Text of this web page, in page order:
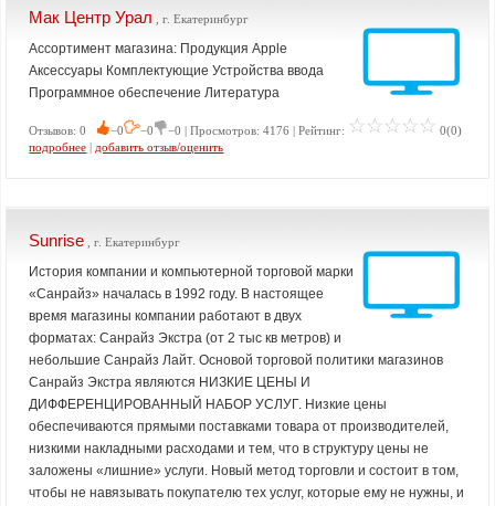
Мак Центр Урал , г. Екатеринбург
Ассортимент магазина: Продукция Apple
Аксессуары Комплектующие Устройства ввода
Программное обеспечение Литература
Отзывов: 0 −0 −0 −0 | Просмотров: 4176 | Рейтинг:
0(0)
подробнее | добавить отзыв/оценить
Sunrise , г. Екатеринбург
История компании и компьютерной торговой марки
«Санрайз» началась в 1992 году. В настоящее
время магазины компании работают в двух
форматах: Санрайз Экстра (от 2 тыс кв метров) и
небольшие Санрайз Лайт. Основой торговой политики магазинов
Санрайз Экстра являются НИЗКИЕ ЦЕНЫ И
ДИФФЕРЕНЦИРОВАННЫЙ НАБОР УСЛУГ. Низкие цены
обеспечиваются прямыми поставками товара от производителей,
низкими накладными расходами и тем, что в структуру цены не
заложены «лишние» услуги. Новый метод торговли и состоит в том,
чтобы не навязывать покупателю тех услуг, которые ему не нужны, и